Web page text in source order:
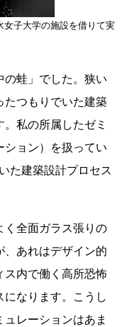
女子大学の施設を借りて実
の蛙」でした。狭い
たつもりでいた建築
私の所属したゼミ
ション）を扱ってい
た建築設計プロセス
く全面ガラス張りの
、あれはデザイン的
ス内で働く高所恐怖
なります。こうし
レーションはあま